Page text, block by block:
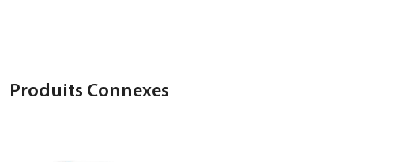
Produits Connexes